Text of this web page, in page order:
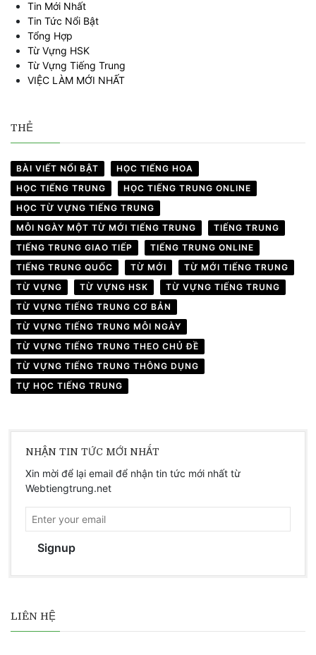
Tin Mới Nhất
Tin Tức Nổi Bật
Tổng Hợp
Từ Vựng HSK
Từ Vựng Tiếng Trung
VIỆC LÀM MỚI NHẤT
THẺ
BÀI VIẾT NỔI BẬT
HỌC TIẾNG HOA
HỌC TIẾNG TRUNG
HỌC TIẾNG TRUNG ONLINE
HỌC TỪ VỰNG TIẾNG TRUNG
MỖI NGÀY MỘT TỪ MỚI TIẾNG TRUNG
TIẾNG TRUNG
TIẾNG TRUNG GIAO TIẾP
TIẾNG TRUNG ONLINE
TIẾNG TRUNG QUỐC
TỪ MỚI
TỪ MỚI TIẾNG TRUNG
TỪ VỰNG
TỪ VỰNG HSK
TỪ VỰNG TIẾNG TRUNG
TỪ VỰNG TIẾNG TRUNG CƠ BẢN
TỪ VỰNG TIẾNG TRUNG MỖI NGÀY
TỪ VỰNG TIẾNG TRUNG THEO CHỦ ĐỀ
TỪ VỰNG TIẾNG TRUNG THÔNG DỤNG
TỰ HỌC TIẾNG TRUNG
NHẬN TIN TỨC MỚI NHẤT
Xin mời để lại email để nhận tin tức mới nhất từ
Webtiengtrung.net
Signup
LIÊN HỆ